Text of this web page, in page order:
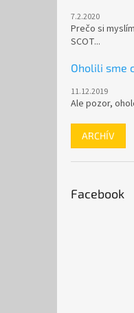
7.2.2020
Prečo si
SCOT...
Oholili sme
11.12.2019
Ale pozor,
ARCHÍV
Facebook